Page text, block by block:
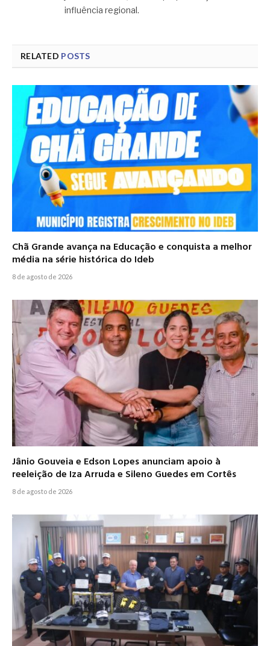
influência regional.
RELATED POSTS
Chã Grande avança na Educação e conquista a melhor
média na série histórica do Ideb
8 de agosto de 2026
Jânio Gouveia e Edson Lopes anunciam apoio à
reeleição de Iza Arruda e Sileno Guedes em Cortês
8 de agosto de 2026